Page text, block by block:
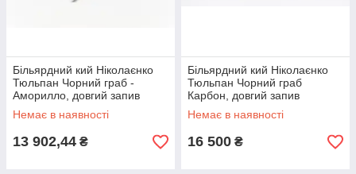
Більярдний кий Ніколаєнко
Тюльпан Чорний граб -
Аморилло, довгий запив
Немає в наявності
13 902,44 ₴
Більярдний кий Ніколаєнко
Тюльпан Чорний граб
Карбон, довгий запив
Немає в наявності
16 500 ₴